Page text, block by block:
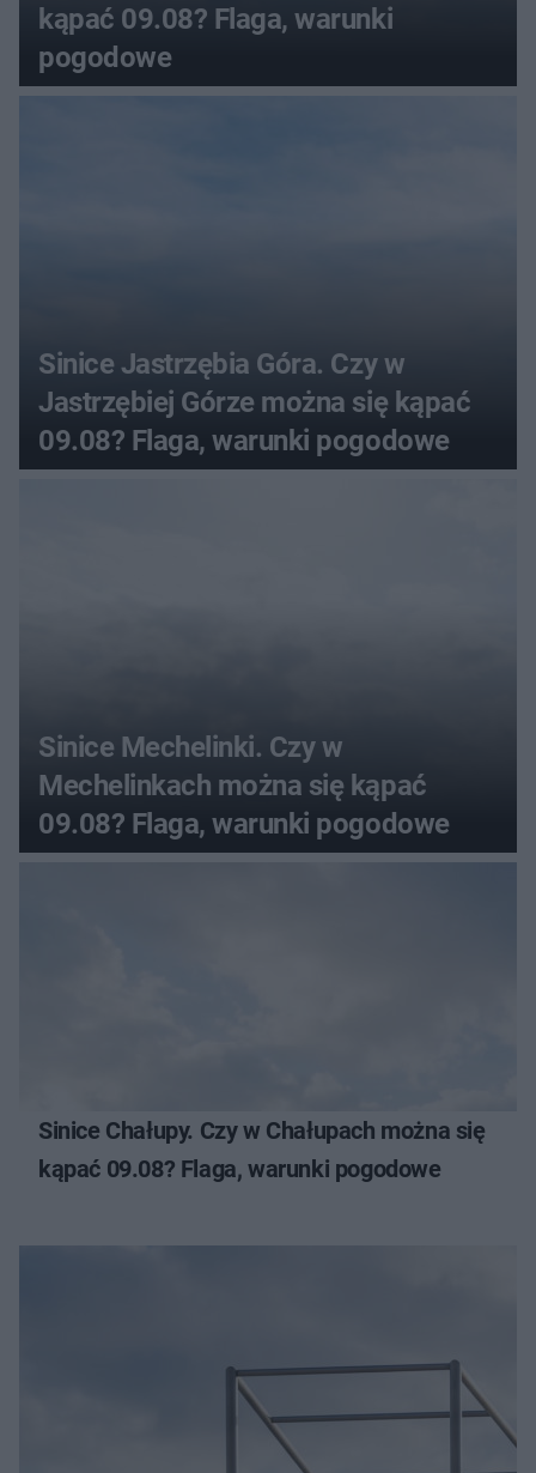
kąpać 09.08? Flaga, warunki
pogodowe
Sinice Jastrzębia Góra. Czy w
Jastrzębiej Górze można się kąpać
09.08? Flaga, warunki pogodowe
Sinice Mechelinki. Czy w
Mechelinkach można się kąpać
09.08? Flaga, warunki pogodowe
Sinice Chałupy. Czy w Chałupach można się
kąpać 09.08? Flaga, warunki pogodowe